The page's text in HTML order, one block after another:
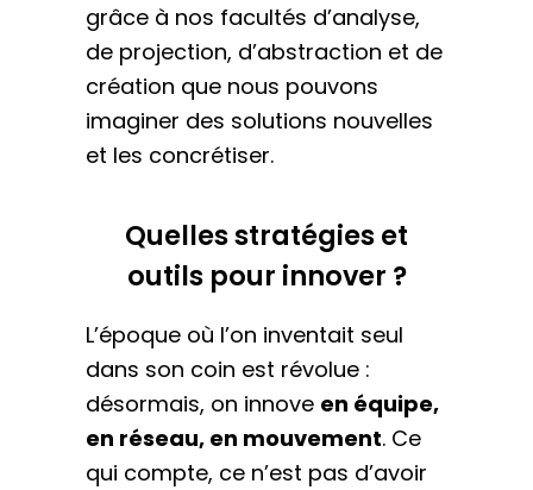
grâce à nos facultés d’analyse,
de projection, d’abstraction et de
création que nous pouvons
imaginer des solutions nouvelles
et les concrétiser.
Quelles stratégies et
outils pour innover ?
L’époque où l’on inventait seul
dans son coin est révolue :
désormais, on innove en équipe,
en réseau, en mouvement. Ce
qui compte, ce n’est pas d’avoir